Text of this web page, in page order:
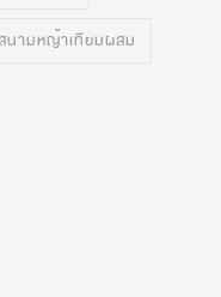
นามหญ้าเทียมผสม